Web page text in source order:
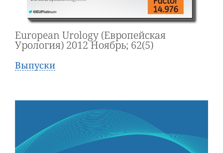
European Urology (Европейская
Урология) 2012 Ноябрь; 62(5)
Выпуски